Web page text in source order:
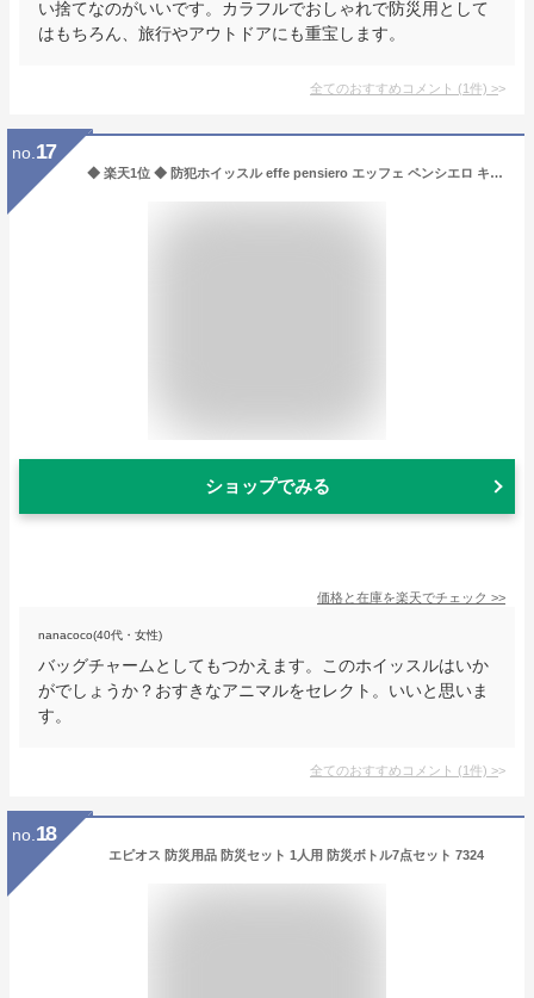
い捨てなのがいいです。カラフルでおしゃれで防災用として
はもちろん、旅行やアウトドアにも重宝します。
全てのおすすめコメント (1件) >
no. 17
◆ 楽天1位 ◆ 防犯ホイッスル effe pensiero エッフェ ペンシエロ キーリング 全8種 笛 ホイッスル 防災 護身用 防災グッズ 子ども 防犯 鯖江 おしゃれ 日本製 プレゼント プチギフト Made in Japan 動物 パンダ ハリネズミ ヒツジ ネコ ペンギン
ショップでみる
価格と在庫を楽天でチェック >>
nanacoco(40代・女性)
バッグチャームとしてもつかえます。このホイッスルはいか
がでしょうか？おすきなアニマルをセレクト。いいと思いま
す。
全てのおすすめコメント (1件) >
no. 18
エピオス 防災用品 防災セット 1人用 防災ボトル7点セット 7324